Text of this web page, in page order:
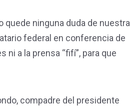
ninguna duda de nuestra
federal en conferencia de
a la prensa “fifí”, para que
compadre del presidente